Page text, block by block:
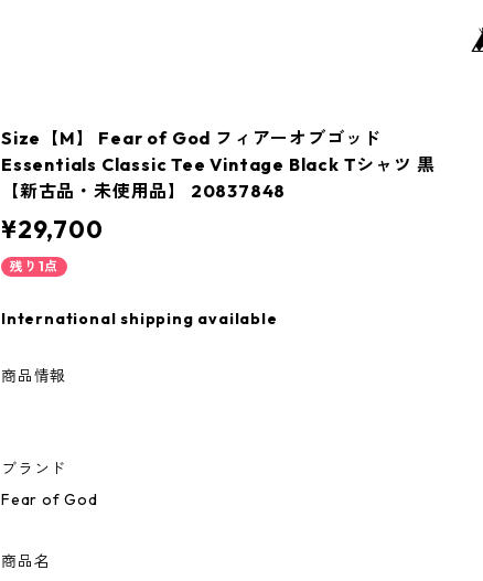
Size【M】 Fear of God フィアーオブゴッド
Essentials Classic Tee Vintage Black Tシャツ 黒
【新古品・未使用品】 20837848
¥29,700
残り1点
International shipping available
商品情報
ブランド
Fear of God
商品名